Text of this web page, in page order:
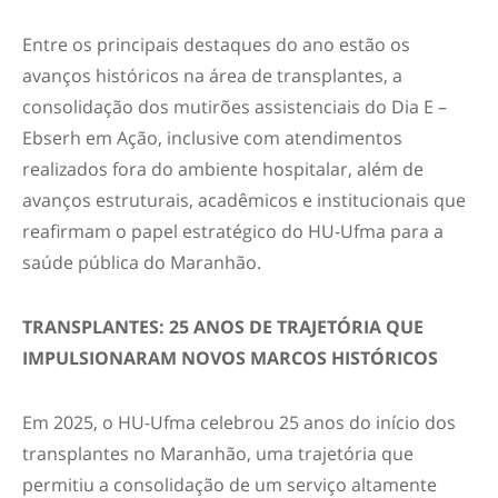
Entre os principais destaques do ano estão os
avanços históricos na área de transplantes, a
consolidação dos mutirões assistenciais do Dia E –
Ebserh em Ação, inclusive com atendimentos
realizados fora do ambiente hospitalar, além de
avanços estruturais, acadêmicos e institucionais que
reafirmam o papel estratégico do HU-Ufma para a
saúde pública do Maranhão.
TRANSPLANTES: 25 ANOS DE TRAJETÓRIA QUE
IMPULSIONARAM NOVOS MARCOS HISTÓRICOS
Em 2025, o HU-Ufma celebrou 25 anos do início dos
transplantes no Maranhão, uma trajetória que
permitiu a consolidação de um serviço altamente